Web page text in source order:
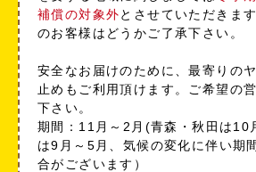
補償の対象外とさせていただきま
のお客様はどうかご了承下さい。
安全なお届けのために、最寄りの
止めもご利用頂けます。ご希望の
下さい。
期間：11月～2月(青森・秋田は10
は9月～5月、気候の変化に伴い期
合がございます）